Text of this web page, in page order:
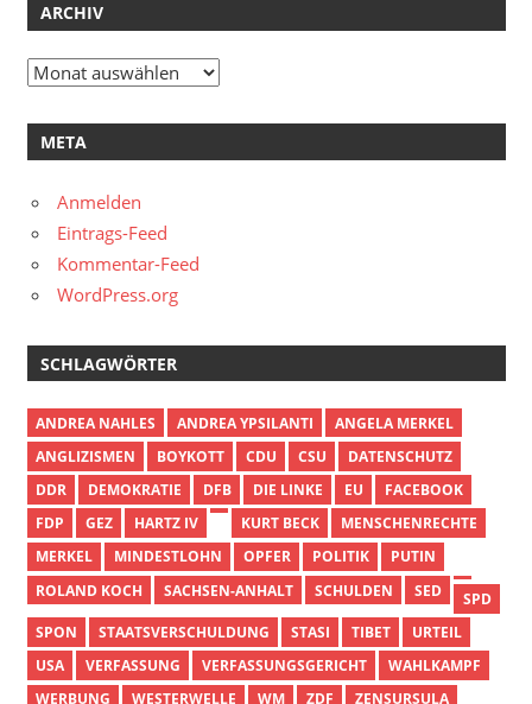
ARCHIV
Archiv
META
Anmelden
Eintrags-Feed
Kommentar-Feed
WordPress.org
SCHLAGWÖRTER
ANDREA NAHLES ANDREA YPSILANTI
ANGELA MERKEL
ANGLIZISMEN
BOYKOTT CDU CSU
DATENSCHUTZ
DDR
DEMOKRATIE DFB DIE LINKE EU
FACEBOOK
FDP
GEZ HARTZ IV KURT BECK
MENSCHENRECHTE
MERKEL
MINDESTLOHN OPFER POLITIK
PUTIN
ROLAND KOCH
SACHSEN-ANHALT SCHULDEN SED
SPD
SPON
STAATSVERSCHULDUNG STASI TIBET
URTEIL
USA
VERFASSUNG VERFASSUNGSGERICHT
WAHLKAMPF
WERBUNG
WESTERWELLE WM ZDF ZENSURSULA